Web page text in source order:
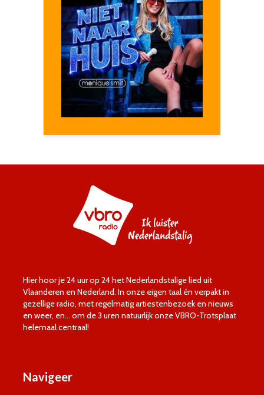
Hier hoor je 24 uur op 24 het Nederlandstalige lied uit
Vlaanderen en Nederland. In onze eigen taal én verpakt in
gezellige radio, met regelmatig artiestenbezoek en nieuws
en weer, en… om de 3 uren natuurlijk onze VBRO-Trotsplaat
helemaal centraal!
Navigeer